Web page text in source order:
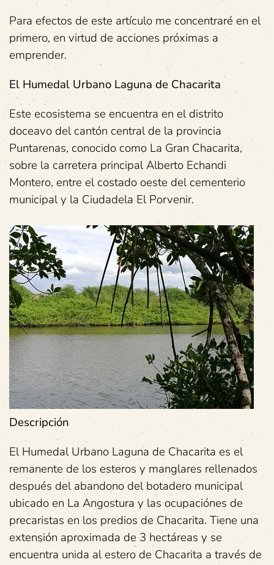
Para efectos de este artículo me concentraré en el
primero, en virtud de acciones próximas a
emprender.
El Humedal Urbano Laguna de Chacarita
Este ecosistema se encuentra en el distrito
doceavo del cantón central de la provincia
Puntarenas, conocido como La Gran Chacarita,
sobre la carretera principal Alberto Echandi
Montero, entre el costado oeste del cementerio
municipal y la Ciudadela El Porvenir.
Descripción
El Humedal Urbano Laguna de Chacarita es el
remanente de los esteros y manglares rellenados
después del abandono del botadero municipal
ubicado en La Angostura y las ocupaciónes de
precaristas en los predios de Chacarita. Tiene una
extensión aproximada de 3 hectáreas y se
encuentra unida al estero de Chacarita a través de